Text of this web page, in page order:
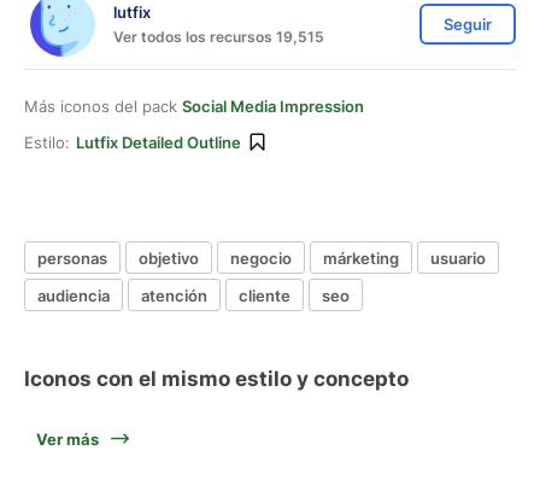
lutfix
Ver todos los recursos 19,515
Seguir
Más iconos del pack Social Media Impression
Estilo: Lutfix Detailed Outline
personas objetivo negocio márketing
usuario
audiencia
atención cliente seo
Iconos con el mismo estilo y concepto
Ver más